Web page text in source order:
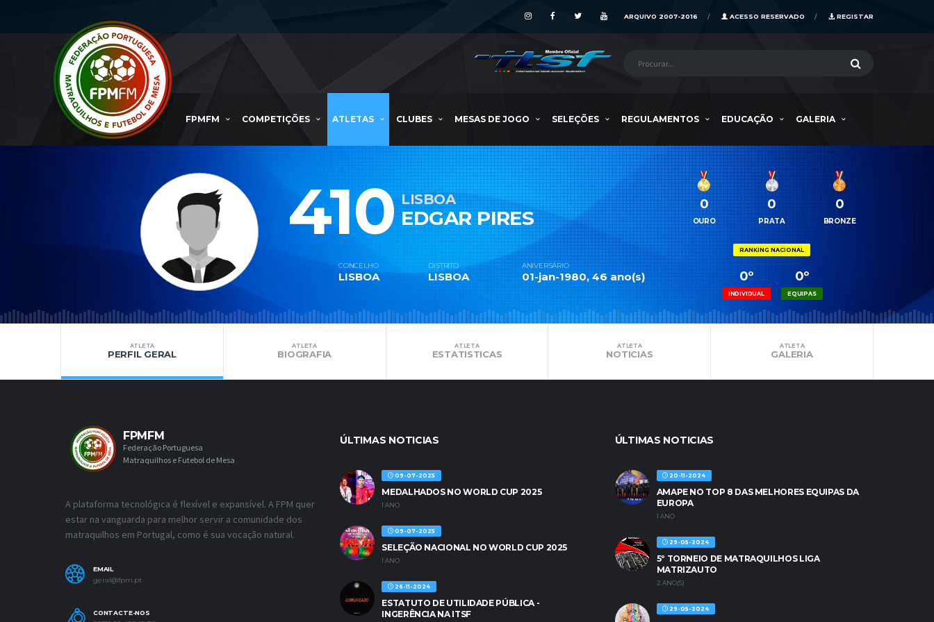
REGISTAR
ACESSO RESERVADO
ARQUIVO 2007-2016
FPMFM COMPETIÇÕES ATLETAS CLUBES MESAS DE JOGO SELEÇÕES REGULAMENTOS EDUCAÇÃO GALERIA
410 LISBOA
EDGAR PIRES
CONCELHO
LISBOA
DISTRITO
LISBOA
ANIVERSÁRIO
01-jan-1980, 46 ano(s)
0
OURO
0
PRATA
0
BRONZE
RANKING NACIONAL
0º
EQUIPAS
0º
INDIVIDUAL
ATLETA
PERFIL GERAL
ATLETA
BIOGRAFIA
ATLETA
ESTATISTICAS
ATLETA
NOTICIAS
ATLETA
GALERIA
FPMFM
Federação Portuguesa
Matraquilhos e Futebol de Mesa
A plataforma tecnológica é flexível e expansível. A FPM quer
estar na vanguarda para melhor servir a comunidade dos
matraquilhos em Portugal, como é sua vocação natural.
EMAIL
geral@fpm.pt
CONTACTE-NOS
ÚLTIMAS NOTICIAS
09-07-2025
MEDALHADOS NO WORLD CUP 2025
1 ANO
09-07-2025
SELEÇÃO NACIONAL NO WORLD CUP 2025
1 ANO
26-11-2024
ESTATUTO DE UTILIDADE PÚBLICA -
INGERÊNCIA NA ITSF
ÚLTIMAS NOTICIAS
20-11-2024
AMAPE NO TOP 8 DAS MELHORES EQUIPAS DA
EUROPA
1 ANO
29-05-2024
5º TORNEIO DE MATRAQUILHOS LIGA
MATRIZAUTO
2 ANO(S)
29-05-2024